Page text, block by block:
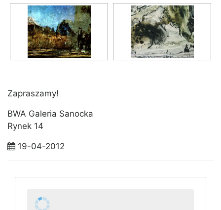
Zapraszamy!
BWA Galeria Sanocka
Rynek 14
19-04-2012